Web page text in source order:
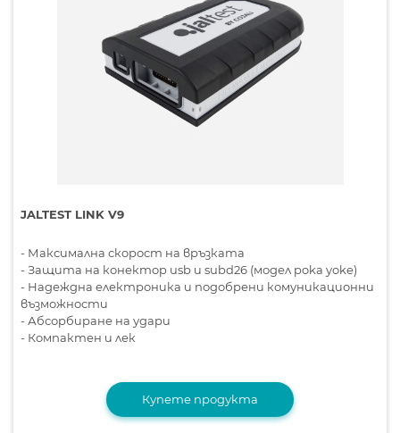
JALTEST LINK V9
- Максимална скорост на връзката
- Защита на конектор usb и subd26 (модел poka yoke)
- Надеждна електроника и подобрени комуникационни
възможности
- Абсорбиране на удари
- Компактен и лек
Купете продукта